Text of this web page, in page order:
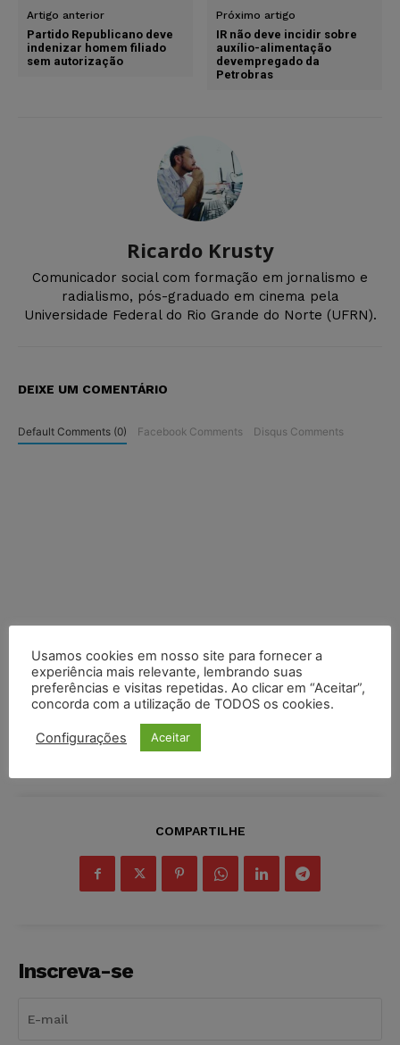
Artigo anterior
Partido Republicano deve
indenizar homem filiado
sem autorização
Próximo artigo
IR não deve incidir sobre
auxílio-alimentação
devempregado da
Petrobras
Ricardo Krusty
Comunicador social com formação em jornalismo e
radialismo, pós-graduado em cinema pela
Universidade Federal do Rio Grande do Norte (UFRN).
DEIXE UM COMENTÁRIO
Default Comments (0) Facebook Comments Disqus Comments
COMPARTILHE
Inscreva-se
Usamos cookies em nosso site para fornecer a
experiência mais relevante, lembrando suas
preferências e visitas repetidas. Ao clicar em “Aceitar”,
concorda com a utilização de TODOS os cookies.
Configurações Aceitar